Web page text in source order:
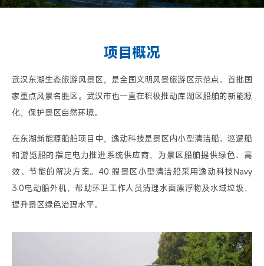
项目概况
武汉东湖生态旅游风景区，是全国文明风景旅游区示范点、首批国
家重点风景名胜区。武汉市也一直在积极推动库湖区船舶的新能源
化，保护景区自然环境。
在东湖新能源船舶项目中，逸动科技是景区内小型清洁船、巡逻船
和游览船的指定电力推进系统供应商，为景区船舶提供绿色、高
效、节能的解决方案。40 艘景区小型清洁船采用逸动科技Navy
3.0电动船外机，帮助环卫工作人员清理水面漂浮物及水域垃圾，
提升景区绿色治理水平。